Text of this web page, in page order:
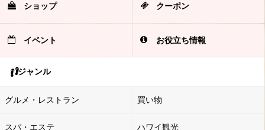
ショップ クーポン
イベント お役立ち情報
ジャンル
グルメ・レストラン 買い物
スパ・エステ ハワイ観光